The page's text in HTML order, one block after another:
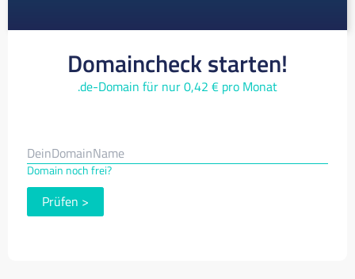
Domain noch frei?
Prüfen >
Domaincheck starten!
.de-Domain für nur 0,42 € pro Monat